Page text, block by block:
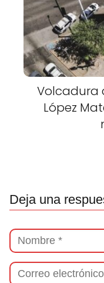
Volcadura
López
Deja una